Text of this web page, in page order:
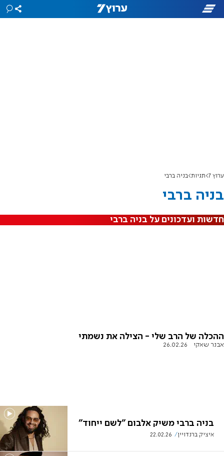
ערוץ 7 תגיות בניה ברבי
בניה ברבי
חדשות ועדכונים על בניה ברבי
ההכלה של הרב שלי - הצילה את נשמתי
אבנר שאקי 26.02.26
בניה ברבי משיק אלבום "לשם ייחוד"
איציק ברנדויין 22.02.26